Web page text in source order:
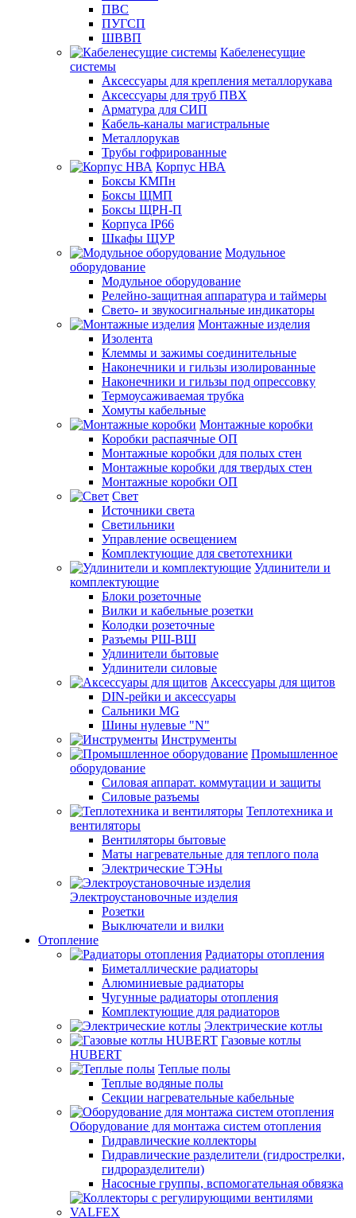
ПВС
ПУГСП
ШВВП
Кабеленесущие
системы
Аксессуары для крепления металлорукава
Аксессуары для труб ПВХ
Арматура для СИП
Кабель-каналы магистральные
Металлорукав
Трубы гофрированные
Корпус НВА
Боксы КМПн
Боксы ЩМП
Боксы ЩРН-П
Корпуса IP66
Шкафы ЩУР
Модульное
оборудование
Модульное оборудование
Релейно-защитная аппаратура и таймеры
Свето- и звукосигнальные индикаторы
Монтажные изделия
Изолента
Клеммы и зажимы соединительные
Наконечники и гильзы изолированные
Наконечники и гильзы под опрессовку
Термоусаживаемая трубка
Хомуты кабельные
Монтажные коробки
Коробки распаячные ОП
Монтажные коробки для полых стен
Монтажные коробки для твердых стен
Монтажные коробки ОП
Свет
Источники света
Светильники
Управление освещением
Комплектующие для светотехники
Удлинители и
комплектующие
Блоки розеточные
Вилки и кабельные розетки
Колодки розеточные
Разъемы РШ-ВШ
Удлинители бытовые
Удлинители силовые
Аксессуары для щитов
DIN-рейки и аксессуары
Сальники MG
Шины нулевые "N"
Инструменты
Промышленное
оборудование
Силовая аппарат. коммутации и защиты
Силовые разъемы
Теплотехника и
вентиляторы
Вентиляторы бытовые
Маты нагревательные для теплого пола
Электрические ТЭНы
Электроустановочные изделия
Розетки
Выключатели и вилки
Отопление
Радиаторы отопления
Биметаллические радиаторы
Алюминиевые радиаторы
Чугунные радиаторы отопления
Комплектующие для радиаторов
Электрические котлы
Газовые котлы
HUBERT
Теплые полы
Теплые водяные полы
Секции нагревательные кабельные
Оборудование для монтажа систем отопления
Гидравлические коллекторы
Гидравлические разделители (гидрострелки,
гидроразделители)
Насосные группы, вспомогательная обвязка